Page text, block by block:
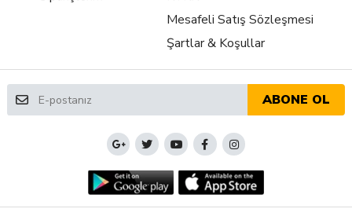
Mesafeli Satış Sözleşmesi
Şartlar & Koşullar
ABONE OL